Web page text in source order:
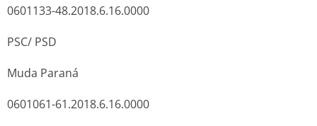
0601133-48.2018.6.16.0000
PSC/ PSD
Muda Paraná
0601061-61.2018.6.16.0000